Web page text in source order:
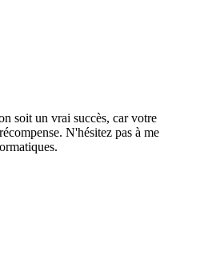
soit un vrai succès, car votre
N'hésitez pas à me